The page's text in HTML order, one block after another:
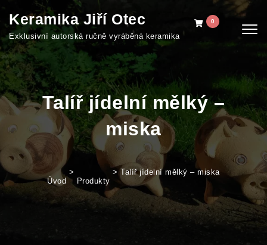
Skip to content
Keramika Jiří Otec
Exklusivní autorská ručně vyráběná keramika
0
Talíř jídelní mělký –
miska
Úvod
>
Produkty
>Talíř jídelní mělký – miska